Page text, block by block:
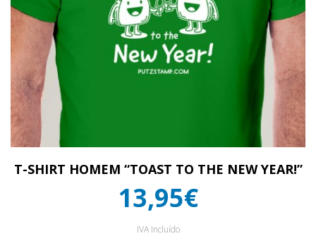
T-SHIRT HOMEM “TOAST TO THE NEW YEAR!”
13,95€
IVA Incluído